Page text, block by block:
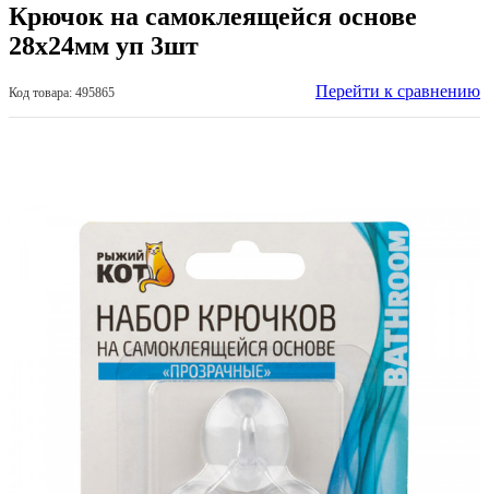
Крючок на самоклеящейся основе
28х24мм уп 3шт
Код товара: 495865 Перейти к сравнению